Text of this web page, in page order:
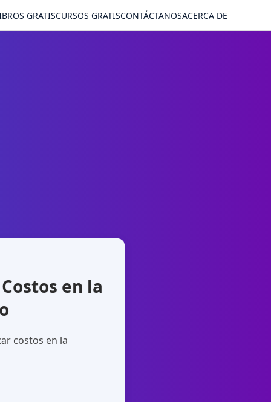
GRATISCURSOS GRATISCONTÁCTANOSACERCA DE
en la
costos en la